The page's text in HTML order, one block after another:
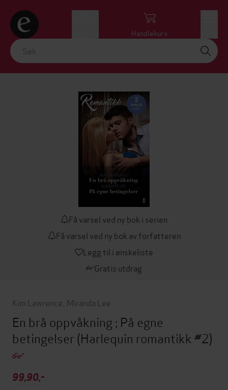
Handlekurv
Få varsel ved ny bok i serien
Få varsel ved ny bok av forfatteren
Legg til i ønskeliste
Gratis utdrag
Kim Lawrence Miranda Lee
En brå oppvåkning ; På egne
betingelser(Harlequin romantikk #2)
99,90,-